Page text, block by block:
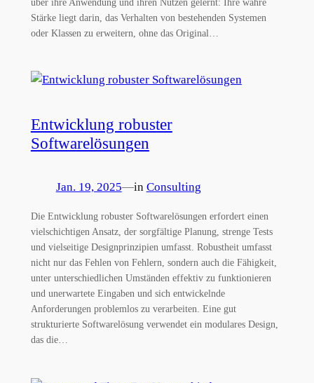
Stärke liegt darin, das Verhalten von bestehenden Systemen
oder Klassen zu erweitern, ohne das Original…
Entwicklung robuster
Softwarelösungen
Jan. 19, 2025—in Consulting
Die Entwicklung robuster Softwarelösungen erfordert einen
vielschichtigen Ansatz, der sorgfältige Planung, strenge Tests
und vielseitige Designprinzipien umfasst. Robustheit umfasst
nicht nur das Fehlen von Fehlern, sondern auch die Fähigkeit,
unter unterschiedlichen Umständen effektiv zu funktionieren
und unerwartete Eingaben und sich entwickelnde
Anforderungen problemlos zu verarbeiten. Eine gut
strukturierte Softwarelösung verwendet ein modulares Design,
das die…